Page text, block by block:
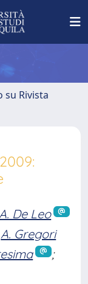
su Rivista
De Leo
A. Gregori
;